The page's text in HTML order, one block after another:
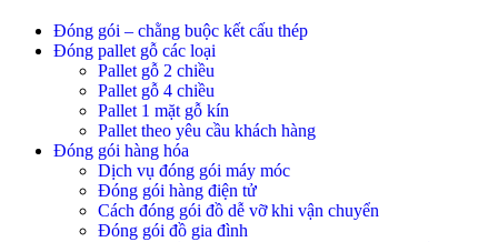
Đóng gói – chằng buộc kết cấu thép
Đóng pallet gỗ các loại
Pallet gỗ 2 chiều
Pallet gỗ 4 chiều
Pallet 1 mặt gỗ kín
Pallet theo yêu cầu khách hàng
Đóng gói hàng hóa
Dịch vụ đóng gói máy móc
Đóng gói hàng điện tử
Cách đóng gói đồ dễ vỡ khi vận chuyển
Đóng gói đồ gia đình